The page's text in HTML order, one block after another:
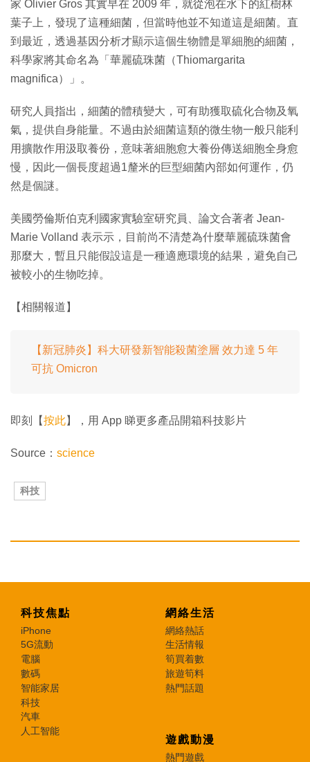
家 Olivier Gros 其實早在 2009 年，就從泡在水下的紅樹林
葉子上，發現了這種細菌，但當時他並不知道這是細菌。直
到最近，透過基因分析才顯示這個生物體是單細胞的細菌，
科學家將其命名為「華麗硫珠菌（Thiomargarita
magnifica）」。
研究人員指出，細菌的體積變大，可有助獲取硫化合物及氧
氣，提供自身能量。不過由於細菌這類的微生物一般只能利
用擴散作用汲取養份，意味著細胞愈大養份傳送細胞全身愈
慢，因此一個長度超過1釐米的巨型細菌內部如何運作，仍
然是個謎。
美國勞倫斯伯克利國家實驗室研究員、論文合著者 Jean-
Marie Volland 表示示，目前尚不清楚為什麼華麗硫珠菌會
那麼大，暫且只能假設這是一種適應環境的結果，避免自己
被較小的生物吃掉。
【相關報道】
【新冠肺炎】科大研發新智能殺菌塗層 效力達 5 年
可抗 Omicron
即刻【按此】，用 App 睇更多產品開箱科技影片
Source： science
科技
科技焦點
iPhone
5G流動
電腦
數碼
智能家居
科技
汽車
人工智能
網絡生活
網絡熱話
生活情報
筍買着數
旅遊筍料
熱門話題
遊戲動漫
熱門遊戲